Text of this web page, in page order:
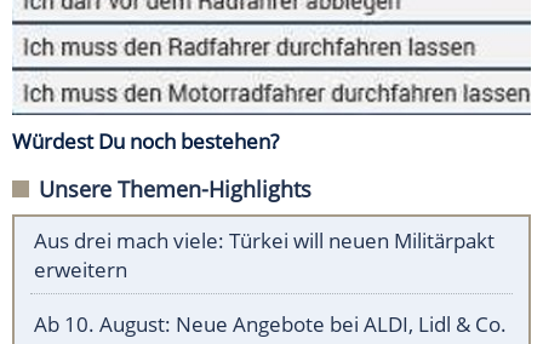
Würdest Du noch bestehen?
Unsere Themen-Highlights
Aus drei mach viele: Türkei will neuen Militärpakt
erweitern
Ab 10. August: Neue Angebote bei ALDI, Lidl & Co.